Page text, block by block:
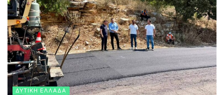
ΔΥΤΙΚΉ ΕΛΛΆΔΑ